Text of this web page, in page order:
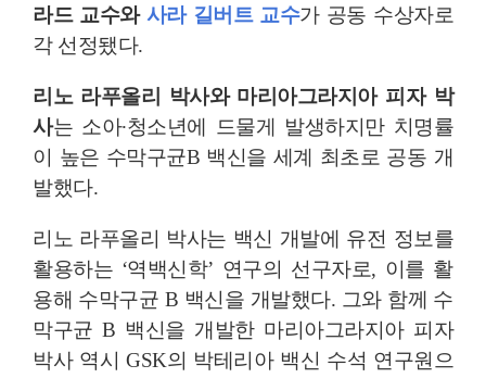
라드 교수와 사라 길버트 교수가 공동 수상자로
각 선정됐다.
리노 라푸올리 박사와 마리아그라지아 피자 박
사는 소아∙청소년에 드물게 발생하지만 치명률
이 높은 수막구균B 백신을 세계 최초로 공동 개
발했다.
리노 라푸올리 박사는 백신 개발에 유전 정보를
활용하는 ‘역백신학’ 연구의 선구자로, 이를 활
용해 수막구균 B 백신을 개발했다. 그와 함께 수
막구균 B 백신을 개발한 마리아그라지아 피자
박사 역시 GSK의 박테리아 백신 수석 연구원으